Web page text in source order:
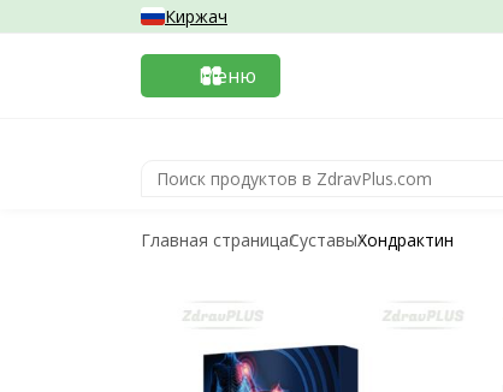
Киржач
Меню
Главная страницаСуставыХондрактин